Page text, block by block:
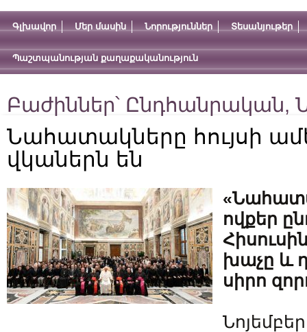
Գլխավոր Մեր մասին Նորություններ Տեսանյութեր
Պաշտպանության քաղաքականություն
Բաժիններ՝ Ընդհանրական,
Նահատակները հույսի
վկաներն են
ովքեր
խաչը և
սիրո